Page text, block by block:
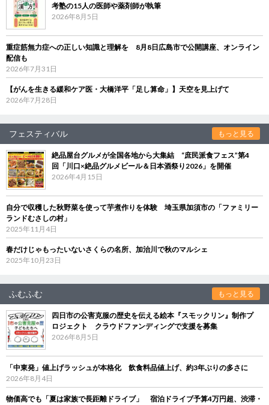
考塾の15人の医師や薬剤師が執筆
2026年8月5日
重症筋無力症への正しい知識と理解を 8月8日広島市で公開講座、オンライン
配信も
2026年7月31日
【がんを生きる緩和ケア医・大橋洋平「足し算命」】天空を見上げて
2026年7月28日
フェスティバル もっと見る
絶品屋台グルメが全国各地から大集結 “庶民派食フェス”第4
回「川口×絶品グルメビール＆日本酒祭り2026」を開催
2026年4月15日
自分で収穫した秋野菜を使って芋煮作りを体験 埼玉県加須市の「ファミリー
ランドむさしの村」
2025年11月4日
春だけじゃもったいないさくらの名所、加治川で秋のマルシェ
2025年10月23日
ふむふむ もっと見る
四日市の公害克服の歴史を伝える絵本『スモックリン』制作プ
ロジェクト クラウドファンディングで支援を募集
2026年8月5日
「中東発」値上げラッシュが本格化 飲食料品値上げ、約3年ぶりの多さに
2026年8月4日
物価高でも「夏は家族で長距離ドライブ」 宿泊ドライブ予算4万円超、渋滞・